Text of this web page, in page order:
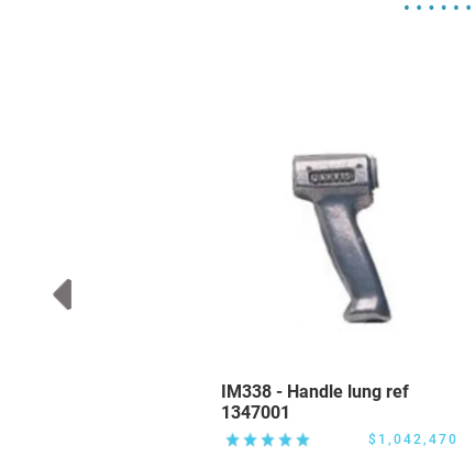
IM338 - Handle lung ref
1347001
$1,042,470